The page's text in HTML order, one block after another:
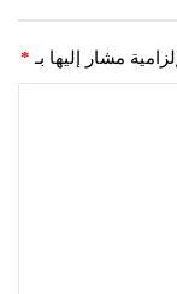
مشار إليها بـ *